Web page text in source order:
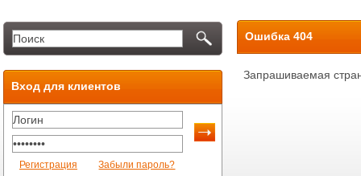
Вход для клиентов
Регистрация Забыли пароль?
Ошибка 404
Запрашиваемая